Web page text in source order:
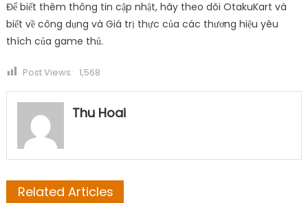
Để biết thêm thông tin cập nhật, hãy theo dõi OtakuKart và
biết về công dụng và Giá trị thực của các thương hiệu yêu
thích của game thủ.
Post Views: 1,568
Thu Hoai
Related Articles